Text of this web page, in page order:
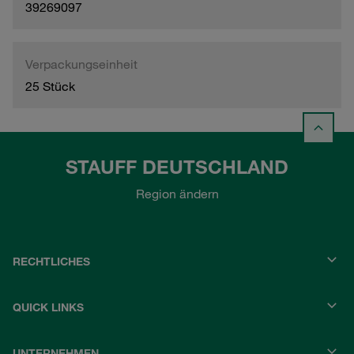
39269097
Verpackungseinheit
25 Stück
STAUFF DEUTSCHLAND
Region ändern
RECHTLICHES
QUICK LINKS